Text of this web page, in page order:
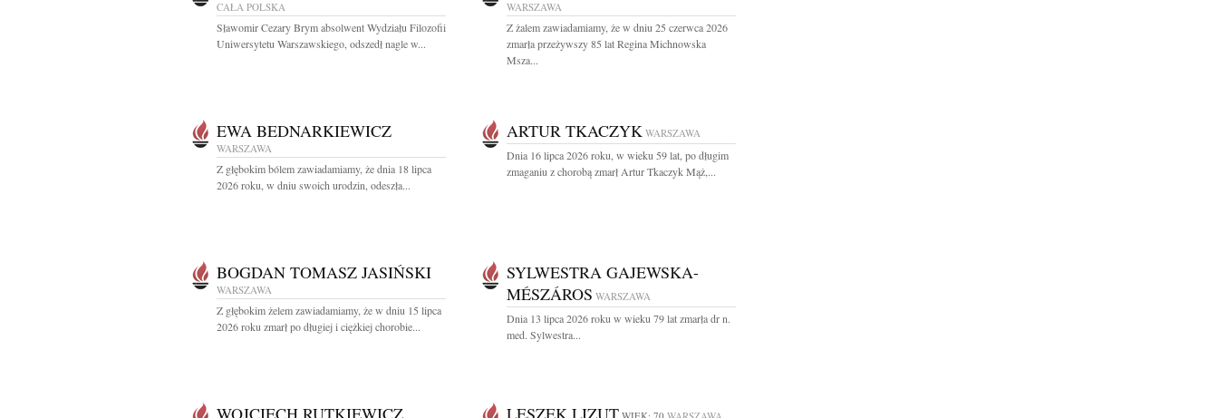
CAŁA POLSKA
Sławomir Cezary Brym absolwent Wydziału Filozofii
Uniwersytetu Warszawskiego, odszedł nagle w...
WARSZAWA
Z żalem zawiadamiamy, że w dniu 25 czerwca 2026
zmarła przeżywszy 85 lat Regina Michnowska
Msza...
EWA BEDNARKIEWICZ
WARSZAWA
Z głębokim bólem zawiadamiamy, że dnia 18 lipca
2026 roku, w dniu swoich urodzin, odeszła...
ARTUR TKACZYK WARSZAWA
Dnia 16 lipca 2026 roku, w wieku 59 lat, po długim
zmaganiu z chorobą zmarł Artur Tkaczyk Mąż,...
BOGDAN TOMASZ JASIŃSKI
WARSZAWA
Z głębokim żelem zawiadamiamy, że w dniu 15 lipca
2026 roku zmarł po długiej i ciężkiej chorobie...
SYLWESTRA GAJEWSKA-
MÉSZÁROS WARSZAWA
Dnia 13 lipca 2026 roku w wieku 79 lat zmarła dr n.
med. Sylwestra...
WOJCIECH RUTKIEWICZ LESZEK LIZUT